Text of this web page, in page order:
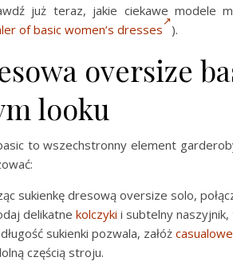
już teraz, jakie ciekawe modele
of basic women’s dresses ).
oversize
looku
to wszechstronny element
sukienkę dresową oversize solo,
delikatne kolczyki i subtelny
sukienki pozwala, załóż
częścią stroju.